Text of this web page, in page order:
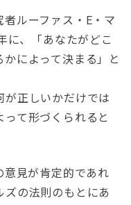
ルーファス・E・マ
に、「あなたがどこ
によって決まる」と
が正しいかだけでは
て形づくられると
意見が肯定的であれ
の法則のもとにあ